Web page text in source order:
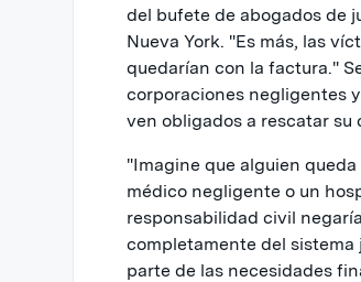
del bufete de abogados de
Nueva York. "Es más, las
quedarían con la factura."
corporaciones negligentes
ven obligados a rescatar
"Imagine que alguien
médico negligente o un
responsabilidad civil
completamente del sistema
parte de las necesidades